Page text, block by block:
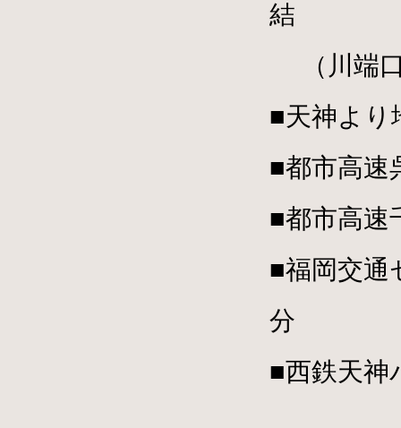
結
（川端口
■天神より
■都市高速
■都市高速
■福岡交通
分
■西鉄天神